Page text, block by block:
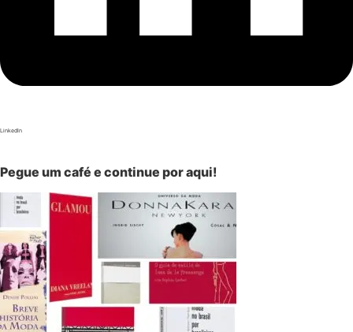
LinkedIn
Pegue um café e continue por aqui!